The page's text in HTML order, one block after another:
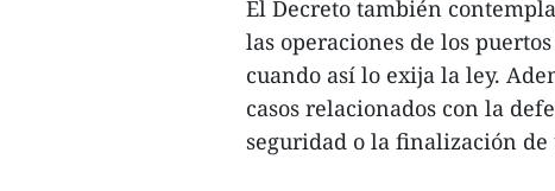
El Decreto también
las operaciones de los
cuando así lo exija la ley.
casos relacionados con la
seguridad o la finalización de